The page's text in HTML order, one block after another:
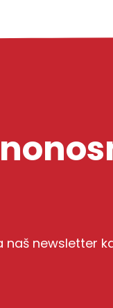
naš newsletter